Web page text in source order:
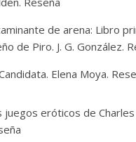
de arena: Libro
de Piro. J. G. González.
Elena Moya.
juegos eróticos de Charles